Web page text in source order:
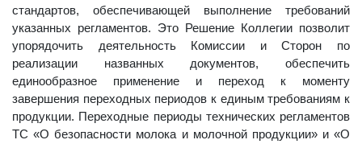
стандартов, обеспечивающей выполнение требований
указанных регламентов. Это Решение Коллегии позволит
упорядочить деятельность Комиссии и Сторон по
реализации названных документов, обеспечить
единообразное применение и переход к моменту
завершения переходных периодов к единым требованиям к
продукции. Переходные периоды технических регламентов
ТС «О безопасности молока и молочной продукции» и «О